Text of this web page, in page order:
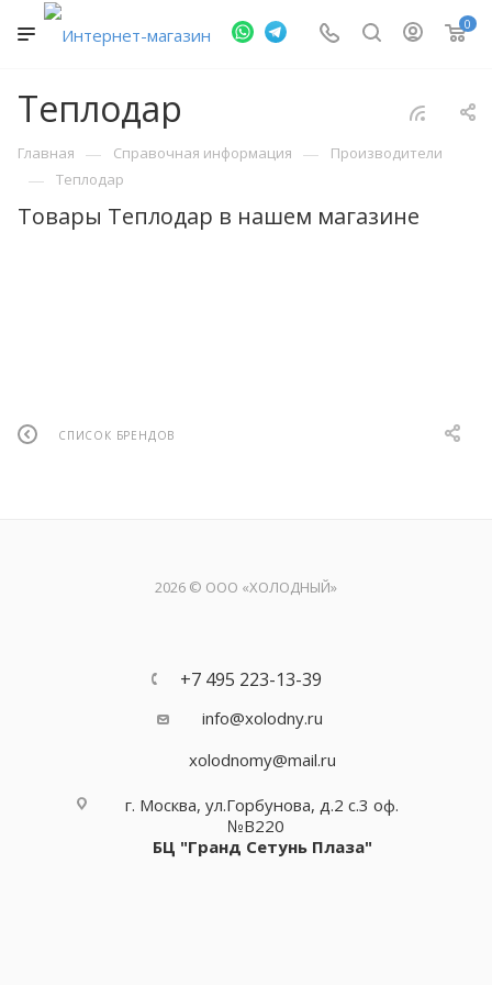
0
Теплодар
Главная — Справочная информация — Производители
— Теплодар
Товары Теплодар в нашем магазине
СПИСОК БРЕНДОВ
2026 © ООО «ХОЛОДНЫЙ»
+7 495 223-13-39
info@xolodny.ru
xolodnomy@mail.ru
г. Москва, ул.Горбунова, д.2 с.3 оф.
№В220
БЦ "Гранд Сетунь Плаза"